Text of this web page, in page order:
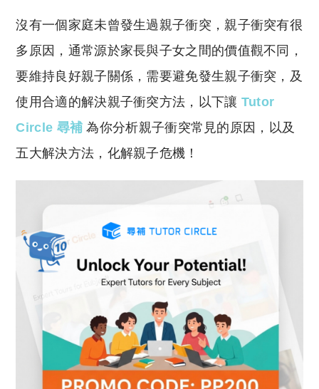
p
y
Li
n
at
s
A
p
沒有一個家庭未曾發生過親子衝突，親子衝突有很
多原因，通常源於家長與子女之間的價值觀不同，
要維持良好親子關係，需要避免發生親子衝突，及
使用合適的解決親子衝突方法，以下讓 Tutor
Circle 尋補 為你分析親子衝突常見的原因，以及
五大解決方法，化解親子危機！